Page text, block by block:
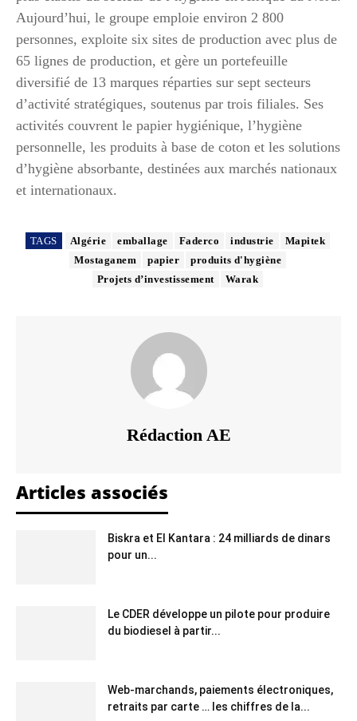
Aujourd’hui, le groupe emploie environ 2 800
personnes, exploite six sites de production avec plus de
65 lignes de production, et gère un portefeuille
diversifié de 13 marques réparties sur sept secteurs
d’activité stratégiques, soutenus par trois filiales. Ses
activités couvrent le papier hygiénique, l’hygiène
personnelle, les produits à base de coton et les solutions
d’hygiène absorbante, destinées aux marchés nationaux
et internationaux.
TAGS Algérie emballage Faderco industrie
Mapitek
Mostaganem
papier
produits d'hygiène
Projets d’investissement
Warak
Rédaction AE
Articles associés
Biskra et El Kantara : 24 milliards de dinars
pour un...
Le CDER développe un pilote pour produire
du biodiesel à partir...
Web-marchands, paiements électroniques,
retraits par carte … les chiffres de la...